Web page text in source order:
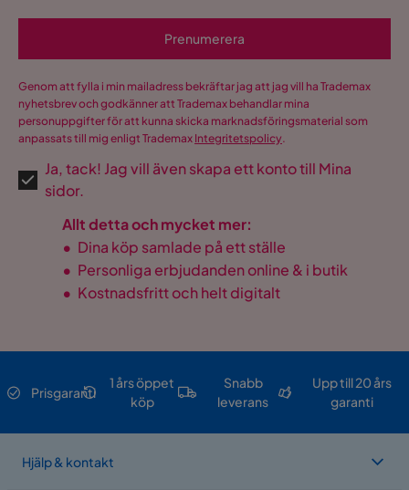
Prenumerera
Genom att fylla i min mailadress bekräftar jag att jag vill ha Trademax
nyhetsbrev och godkänner att Trademax behandlar mina
personuppgifter för att kunna skicka marknadsföringsmaterial som
anpassats till mig enligt Trademax Integritetspolicy.
Ja, tack! Jag vill även skapa ett konto till Mina
sidor.
Allt detta och mycket mer:
• Dina köp samlade på ett ställe
• Personliga erbjudanden online & i butik
• Kostnadsfritt och helt digitalt
Prisgaranti
1 års öppet
köp
Snabb
leverans
Upp till 20 års
garanti
Hjälp & kontakt